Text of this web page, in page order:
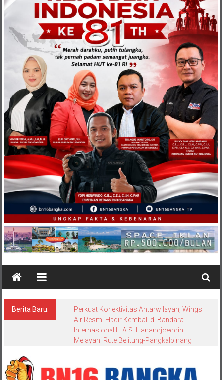
Berita Baru:
Perkuat Konektivitas Antarwilayah, Wings
Air Resmi Hadir Kembali di Bandara
Internasional H.A.S. Hanandjoeddin
Melayani Rute Belitung-Pangkalpinang